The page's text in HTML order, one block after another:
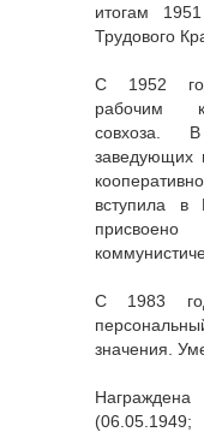
итогам
Трудового
С 1952
рабочим
совхоза.
заведующих
вступила
С 1983
значения.